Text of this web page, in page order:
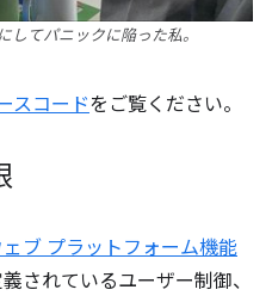
してパニックに陥った私。
スコードをご覧ください。
ブ プラットフォーム機能
されているユーザー制御、